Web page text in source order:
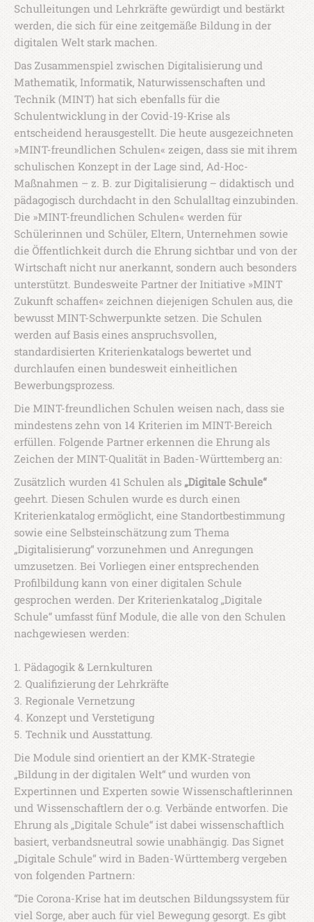
Schulleitungen und Lehrkräfte gewürdigt und bestärkt
werden, die sich für eine zeitgemäße Bildung in der
digitalen Welt stark machen.
Das Zusammenspiel zwischen Digitalisierung und
Mathematik, Informatik, Naturwissenschaften und
Technik (MINT) hat sich ebenfalls für die
Schulentwicklung in der Covid-19-Krise als
entscheidend herausgestellt. Die heute ausgezeichneten
»MINT-freundlichen Schulen« zeigen, dass sie mit ihrem
schulischen Konzept in der Lage sind, Ad-Hoc-
Maßnahmen – z. B. zur Digitalisierung – didaktisch und
pädagogisch durchdacht in den Schulalltag einzubinden.
Die »MINT-freundlichen Schulen« werden für
Schülerinnen und Schüler, Eltern, Unternehmen sowie
die Öffentlichkeit durch die Ehrung sichtbar und von der
Wirtschaft nicht nur anerkannt, sondern auch besonders
unterstützt. Bundesweite Partner der Initiative »MINT
Zukunft schaffen« zeichnen diejenigen Schulen aus, die
bewusst MINT-Schwerpunkte setzen. Die Schulen
werden auf Basis eines anspruchsvollen,
standardisierten Kriterienkatalogs bewertet und
durchlaufen einen bundesweit einheitlichen
Bewerbungsprozess.
Die MINT-freundlichen Schulen weisen nach, dass sie
mindestens zehn von 14 Kriterien im MINT-Bereich
erfüllen. Folgende Partner erkennen die Ehrung als
Zeichen der MINT-Qualität in Baden-Württemberg an:
Zusätzlich wurden 41 Schulen als „Digitale Schule“
geehrt. Diesen Schulen wurde es durch einen
Kriterienkatalog ermöglicht, eine Standortbestimmung
sowie eine Selbsteinschätzung zum Thema
„Digitalisierung“ vorzunehmen und Anregungen
umzusetzen. Bei Vorliegen einer entsprechenden
Profilbildung kann von einer digitalen Schule
gesprochen werden. Der Kriterienkatalog „Digitale
Schule“ umfasst fünf Module, die alle von den Schulen
nachgewiesen werden:
1. Pädagogik & Lernkulturen
2. Qualifizierung der Lehrkräfte
3. Regionale Vernetzung
4. Konzept und Verstetigung
5. Technik und Ausstattung.
Die Module sind orientiert an der KMK-Strategie
„Bildung in der digitalen Welt“ und wurden von
Expertinnen und Experten sowie Wissenschaftlerinnen
und Wissenschaftlern der o.g. Verbände entworfen. Die
Ehrung als „Digitale Schule“ ist dabei wissenschaftlich
basiert, verbandsneutral sowie unabhängig. Das Signet
„Digitale Schule“ wird in Baden-Württemberg vergeben
von folgenden Partnern:
“Die Corona-Krise hat im deutschen Bildungssystem für
viel Sorge, aber auch für viel Bewegung gesorgt. Es gibt